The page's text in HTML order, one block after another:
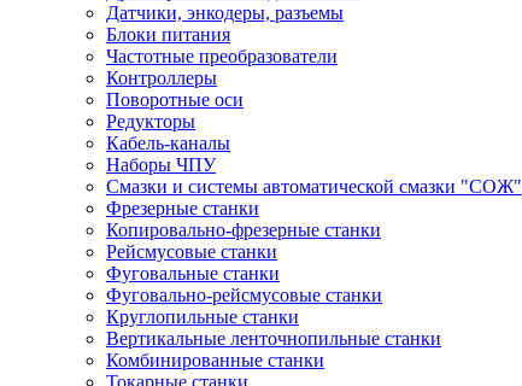
Датчики, энкодеры, разъемы
Блоки питания
Частотные преобразователи
Контроллеры
Поворотные оси
Редукторы
Кабель-каналы
Наборы ЧПУ
Смазки и системы автоматической смазки "СОЖ"
Фрезерные станки
Копировально-фрезерные станки
Рейсмусовые станки
Фуговальные станки
Фуговально-рейсмусовые станки
Круглопильные станки
Вертикальные ленточнопильные станки
Комбинированные станки
Токарные станки